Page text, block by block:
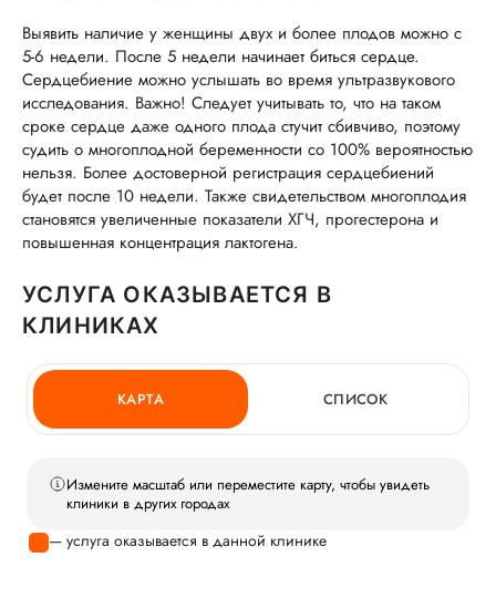
Выявить наличие у женщины двух и более плодов можно с
5-6 недели. После 5 недели начинает биться сердце.
Сердцебиение можно услышать во время ультразвукового
исследования. Важно! Следует учитывать то, что на таком
сроке сердце даже одного плода стучит сбивчиво, поэтому
судить о многоплодной беременности со 100% вероятностью
нельзя. Более достоверной регистрация сердцебиений
будет после 10 недели. Также свидетельством многоплодия
становятся увеличенные показатели ХГЧ, прогестерона и
повышенная концентрация лактогена.
УСЛУГА ОКАЗЫВАЕТСЯ В
КЛИНИКАХ
КАРТА СПИСОК
Измените масштаб или переместите карту, чтобы увидеть
клиники в других городах
— услуга оказывается в данной клинике